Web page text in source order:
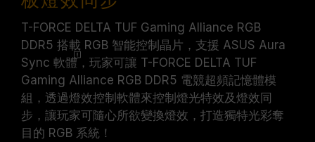
T-FORCE DELTA TUF Gaming Alliance RGB
DDR5 搭載 RGB 智能控制晶片，支援 ASUS Aura
Sync 軟體，玩家可讓 T-FORCE DELTA TUF
Gaming Alliance RGB DDR5 電競超頻記憶體模
組，透過燈效控制軟體來控制燈光特效及燈效同
步，讓玩家可隨心所欲變換燈效，打造獨特光彩奪
目的 RGB 系統！